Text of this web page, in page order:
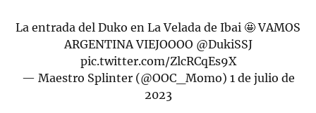
La entrada del Duko en La Velada de Ibai 🤩 VAMOS
ARGENTINA VIEJOOOO @DukiSSJ
pic.twitter.com/ZlcRCqEs9X
— Maestro Splinter (@OOC_Momo) 1 de julio de
2023